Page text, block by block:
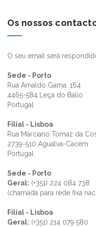
Os nossos
O seu email será
Sede - Porto
Rua Arnaldo Gama, 164
4465-584 Leça do Balio
Portugal
Filial - Lisboa
Rua Marciano Tomaz da
2739-510 Agualva-Cacém
Portugal
Sede - Porto
Geral: (+351) 224 084 738
(chamada para rede fixa
Filial - Lisboa
Geral: (+351) 214 079 580